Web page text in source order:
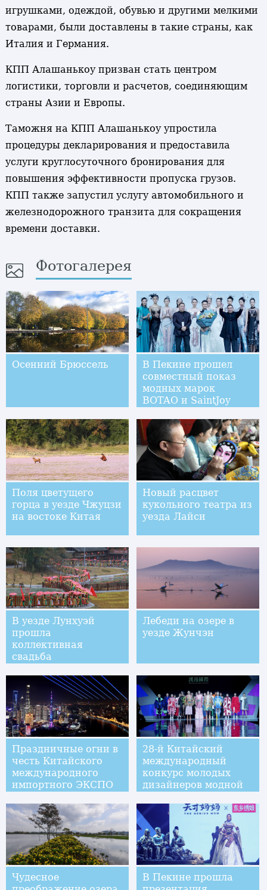
игрушками, одеждой, обувью и другими мелкими
товарами, были доставлены в такие страны, как
Италия и Германия.
КПП Алашанькоу призван стать центром
логистики, торговли и расчетов, соединяющим
страны Азии и Европы.
Таможня на КПП Алашанькоу упростила
процедуры декларирования и предоставила
услуги круглосуточного бронирования для
повышения эффективности пропуска грузов.
КПП также запустил услугу автомобильного и
железнодорожного транзита для сокращения
времени доставки.
Фотогалерея
Осенний Брюссель
В Пекине прошел
совместный показ
модных марок
BOTAO и SaintJoy
Хуэйчжуна
Поля цветущего
горца в уезде Чжуцзи
на востоке Китая
Новый расцвет
кукольного театра из
уезда Лайси
В уезде Лунхуэй
прошла
коллективная
свадьба
Лебеди на озере в
уезде Жунчэн
Праздничные огни в
честь Китайского
международного
импортного ЭКСПО
28-й Китайский
международный
конкурс молодых
дизайнеров модной
Award в Пекине
Чудесное
В Пекине прошла